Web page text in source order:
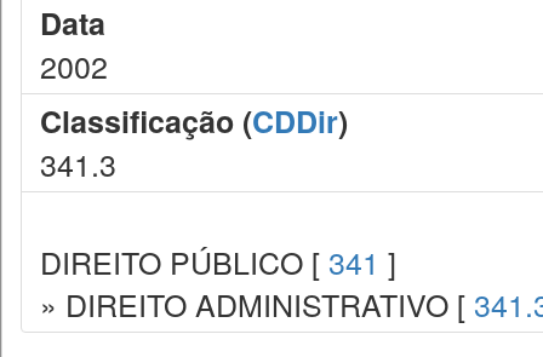
Data
2002
Classificação (CDDir)
341.3
DIREITO PÚBLICO [ 341 ]
» DIREITO ADMINISTRATIVO [